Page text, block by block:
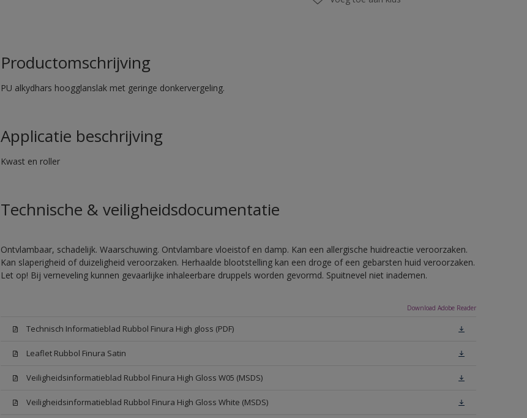
Productomschrijving
PU alkydhars hoogglanslak met geringe donkervergeling.
Applicatie beschrijving
Kwast en roller
Technische & veiligheidsdocumentatie
Ontvlambaar, schadelijk. Waarschuwing. Ontvlambare vloeistof en damp. Kan een allergische huidreactie veroorzaken.
Kan slaperigheid of duizeligheid veroorzaken. Herhaalde blootstelling kan een droge of een gebarsten huid veroorzaken.
Let op! Bij verneveling kunnen gevaarlijke inhaleerbare druppels worden gevormd. Spuitnevel niet inademen.
Download Adobe Reader
Technisch Informatieblad Rubbol Finura High gloss (PDF)
Leaflet Rubbol Finura Satin
Veiligheidsinformatieblad Rubbol Finura High Gloss W05 (MSDS)
Veiligheidsinformatieblad Rubbol Finura High Gloss White (MSDS)